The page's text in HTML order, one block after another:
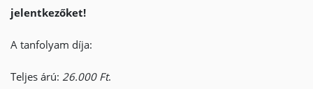
jelentkezőket!
A tanfolyam díja:
Teljes árú: 26.000 Ft.